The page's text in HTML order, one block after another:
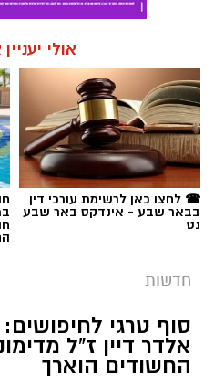
אולי
☎ לחצו כאן לרשימת עורכי דין
בבאר שבע - אינדקס באר שבע
נט
חדשות
סוף טרגי
אלדר דיין ז"ל
החשודים הוארך